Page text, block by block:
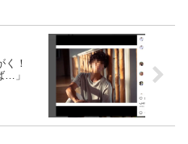
く！
…」